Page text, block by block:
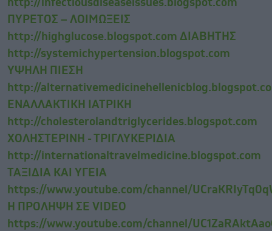
http://infectiousdiseaseissues.blogspot.com
ΠΥΡΕΤΟΣ – ΛΟΙΜΩΞΕΙΣ
http://highglucose.blogspot.com ΔΙΑΒΗΤΗΣ
http://systemichypertension.blogspot.com
ΥΨΗΛΗ ΠΙΕΣΗ
http://
ΕΝΑΛΛΑΚΤΙΚΗ ΙΑΤΡΙΚΗ
http://cholesterolandtriglycerides.blogspot.com
ΧΟΛΗΣΤΕΡΙΝΗ - ΤΡΙΓΛΥΚΕΡΙΔΙΑ
http://internationaltravelmedicine.blogspot.com
ΤΑΞΙΔΙΑ ΚΑΙ ΥΓΕΙΑ
https://www.youtube.com/channel/
Η ΠΡΟΛΗΨΗ ΣΕ VIDEO
https://www.youtube.com/channel/